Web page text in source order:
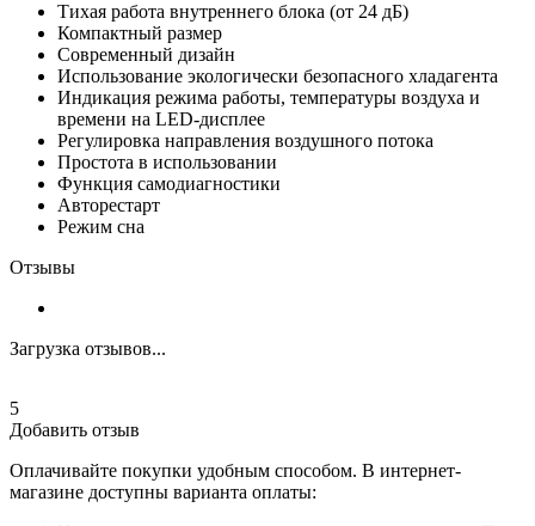
Тихая работа внутреннего блока (от 24 дБ)
Компактный размер
Современный дизайн
Использование экологически безопасного хладагента
Индикация режима работы, температуры воздуха и
времени на LED-дисплее
Регулировка направления воздушного потока
Простота в использовании
Функция самодиагностики
Авторестарт
Режим сна
Отзывы
Загрузка отзывов...
5
Добавить отзыв
Оплачивайте покупки удобным способом. В интернет-
магазине доступны варианта оплаты: